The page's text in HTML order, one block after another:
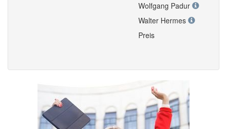
Wolfgang Padur
Walter Hermes
Preis